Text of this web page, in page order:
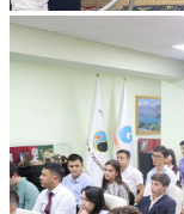
Фотогалерея